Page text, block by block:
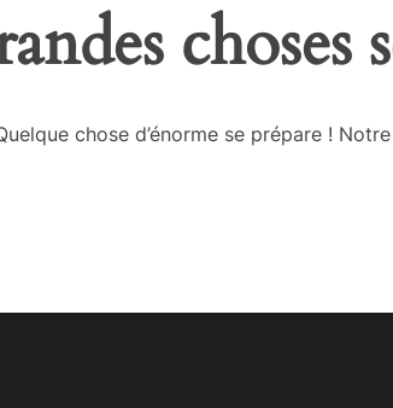
choses
chose d’énorme se prépare !